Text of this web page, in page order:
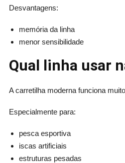
Desvantagens:
memória da linha
menor sensibilidade
Qual linha usar
A carretilha moderna funciona
Especialmente para:
pesca esportiva
iscas artificiais
estruturas pesadas